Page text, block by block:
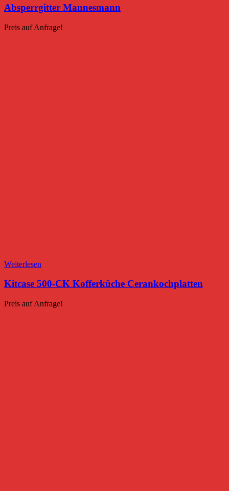
Absperrgitter Mannesmann
Preis auf Anfrage!
Weiterlesen
Kitcase 500-CK Kofferküche Cerankochplatten
Preis auf Anfrage!